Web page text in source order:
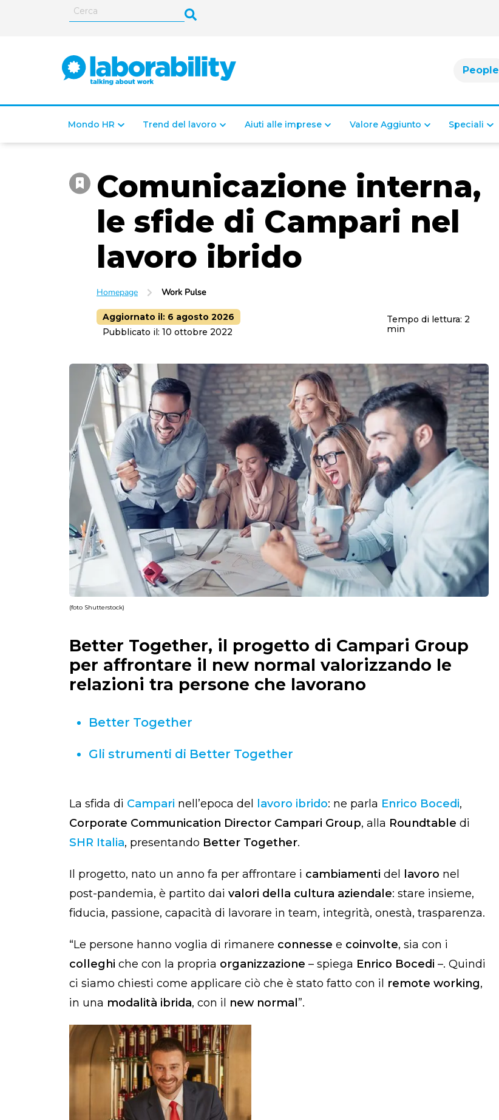
People
Mondo HR Trend del lavoro Aiuti alle imprese Valore Aggiunto Speciali
Comunicazione interna,
le sfide di Campari nel
lavoro ibrido
Homepage Work Pulse
Aggiornato il: 6 agosto 2026
Pubblicato il: 10 ottobre 2022
Tempo di lettura: 2
min
(foto Shutterstock)
Better Together, il progetto di Campari Group
per affrontare il new normal valorizzando le
relazioni tra persone che lavorano
Better Together
Gli strumenti di Better Together
La sfida di Campari nell’epoca del lavoro ibrido: ne parla Enrico Bocedi,
Corporate Communication Director Campari Group, alla Roundtable di
SHR Italia, presentando Better Together.
Il progetto, nato un anno fa per affrontare i cambiamenti del lavoro nel
post-pandemia, è partito dai valori della cultura aziendale: stare insieme,
fiducia, passione, capacità di lavorare in team, integrità, onestà, trasparenza.
“Le persone hanno voglia di rimanere connesse e coinvolte, sia con i
colleghi che con la propria organizzazione – spiega Enrico Bocedi –. Quindi
ci siamo chiesti come applicare ciò che è stato fatto con il remote working,
in una modalità ibrida, con il new normal ”.